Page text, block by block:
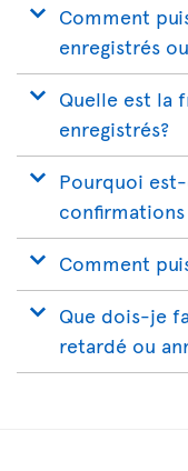
Comment
enregistrés
Quelle est la
enregistrés?
Pourquoi
Comment
Que dois-je
retardé ou